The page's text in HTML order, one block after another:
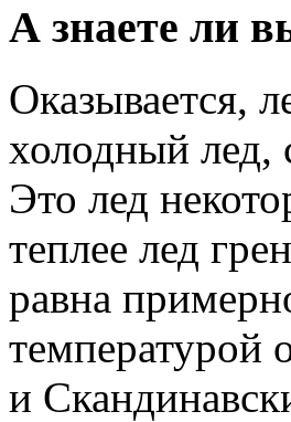
А знаете ли
Оказывается,
холодный лед,
Это лед
теплее лед
равна
температурой
и